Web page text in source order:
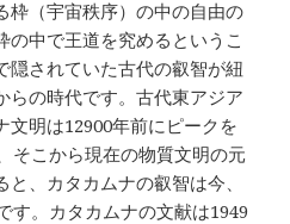
枠（宇宙秩序）の中の自由の
の中で王道を究めるというこ
隠されていた古代の叡智が紐
らの時代です。古代東アジア
文明は12900年前にピークを
そこから現在の物質文明の元
、カタカムナの叡智は今、
す。カタカムナの文献は1949